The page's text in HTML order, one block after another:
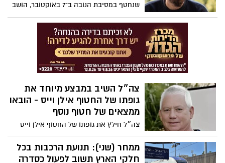
שנחטף במסיבת הנובה ב־7 באוקטובר, הושב
לישראל במבצע מיוחד ברצועת עזה יחד עם
אילן וייס. משפחתו עודכנה כבר באוקטובר
שעבר כי אינו בחיים. אביו: "אתמול בבוקר עוד
עדיין בשבי חמאס.
צה״ל השיב במבצע מיוחד את
גופתו של החטוף אילן וייס - הובאו
ממצאים של חטוף נוסף
צה״ל חילץ את גופתו של החטוף אילן וייס
ז״ל וכן השיב ממצאים המקושרים לחלל חטוף
נוסף ששמו טרם הותר לפרסום
ממחר (שני): תנועת הרכבות בכל
חלקי הארץ תשוב לפעול כסדרה